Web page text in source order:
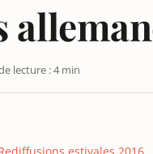
lecture : 4 min